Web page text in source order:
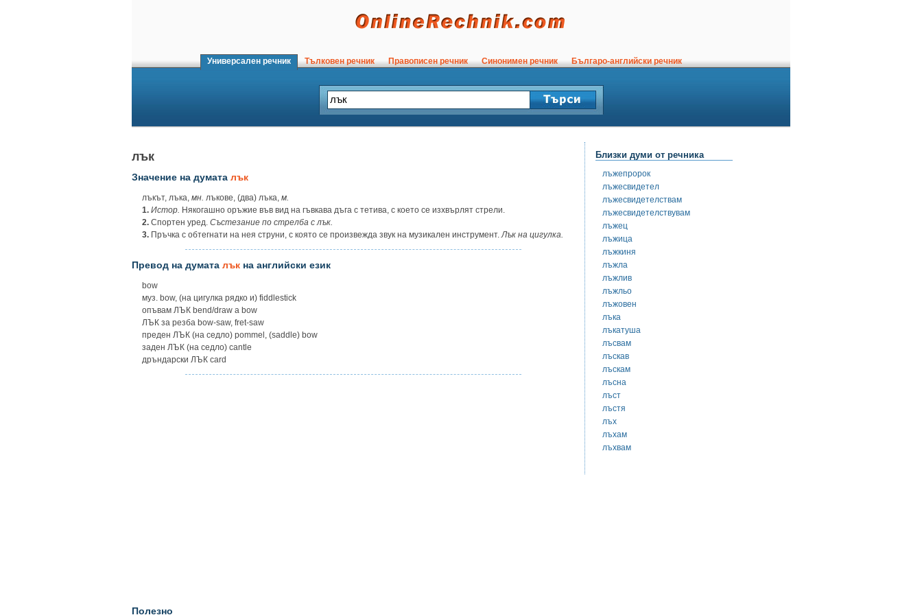
Универсален речник Тълковен речник Правописен речник Синонимен речник Българо-английски речник
лък
Значение на думата лък
лъкът, лъка, мн. лъкове, (два) лъка, м.
1. Истор. Някогашно оръжие във вид на гъвкава дъга с тетива, с което се изхвърлят стрели.
2. Спортен уред. Състезание по стрелба с лък.
3. Пръчка с обтегнати на нея струни, с която се произвежда звук на музикален инструмент.Лък на цигулка.
Превод на думата лък на английски език
bow
муз. bow, (на цигулка рядко и) fiddlestick
опъвам ЛЪК bend/draw a bow
ЛЪК за резба bow-saw, fret-saw
преден ЛЪК (на седло) pommel, (saddle) bow
заден ЛЪК (на седло) cantle
дръндарски ЛЪК card
Полезно
Близки думи от речника
лъжепророк
лъжесвидетел
лъжесвидетелствам
лъжесвидетелствувам
лъжец
лъжица
лъжкиня
лъжла
лъжлив
лъжльо
лъжовен
лъка
лъкатуша
лъсвам
лъскав
лъскам
лъсна
лъст
лъстя
лъх
лъхам
лъхвам